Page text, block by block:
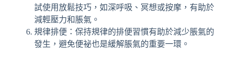
試使用放鬆技巧，如深呼吸、冥想或按摩，有助於
減輕壓力和脹氣。
規律排便：保持規律的排便習慣有助於減少脹氣的
發生，避免便祕也是緩解脹氣的重要一環。